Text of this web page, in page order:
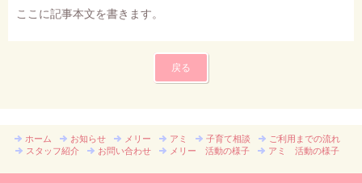
ここに記事本文を書きます。
戻る
ホーム お知らせ メリー アミ 子育て相談
ご利用までの流れ
スタッフ紹介
お問い合わせ メリー 活動の様子 アミ 活動の様子